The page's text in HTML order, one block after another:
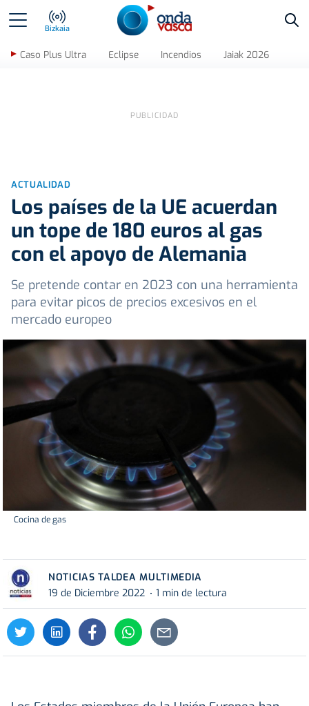
Bizkaia
Caso Plus Ultra Eclipse Incendios Jaiak 2026
ACTUALIDAD
Los países de la UE acuerdan
un tope de 180 euros al gas
con el apoyo de Alemania
Se pretende contar en 2023 con una herramienta
para evitar picos de precios excesivos en el
mercado europeo
Cocina de gas
NOTICIAS TALDEA MULTIMEDIA
19 de Diciembre 2022
1 min de lectura